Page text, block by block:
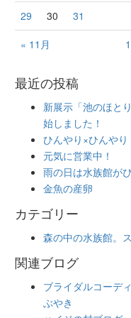
« 11月
29 30 31
最近の投稿
新展示「池のほと
始しました！
ひんやり×ひんやり
元気に営業中！
雨の日は水族館が
金魚の産卵
カテゴリー
森の中の水族館。
関連ブログ
ブライダルコーデ
ぶやき